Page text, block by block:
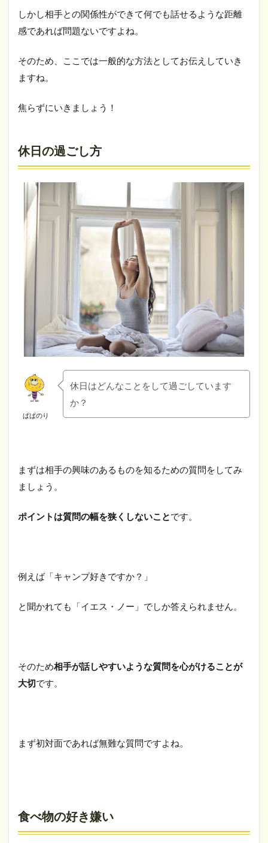
しかし相手との関係性ができて何でも話せるような距離
感であれば問題ないですよね。
そのため、ここでは一般的な方法としてお伝えしていき
ますね。
焦らずにいきましょう！
休日の過ごし方
ぱぱのり
休日はどんなことをして過ごしています
か？
まずは相手の興味のあるものを知るための質問をしてみ
ましょう。
ポイントは質問の幅を狭くしないことです。
例えば「キャンプ好きですか？」
と聞かれても「イエス・ノー」でしか答えられません。
そのため相手が話しやすいような質問を心がけることが
大切です。
まず初対面であれば無難な質問ですよね。
食べ物の好き嫌い